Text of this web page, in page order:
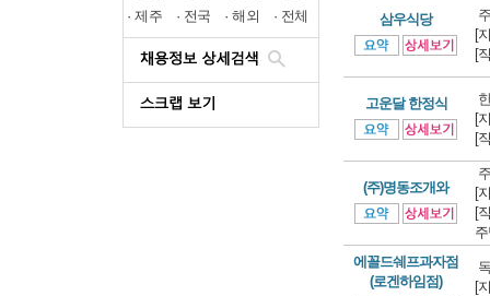
· 제주 · 전국 · 해외 · 전체 삼우식당
[
[
고운달 한정식
[
[
(주)명동조개와
[
[
에꼴드쉐프과자점
(로겐하임점)
[